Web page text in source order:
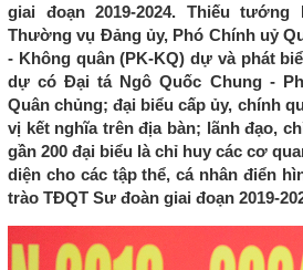
giai đoạn 2019-2024. Thiếu
Thường vụ Đảng ủy, Phó Chính uỷ
- Không quân (PK-KQ) dự và phát
dự có Đại tá Ngô Quốc Chung -
Quân chủng; đại biểu cấp ủy, chính
vị kết nghĩa trên địa bàn; lãnh đạo,
gần 200 đại biểu là chỉ huy các cơ
diện cho các tập thể, cá nhân điển
trào TĐQT Sư đoàn giai đoạn 2019-